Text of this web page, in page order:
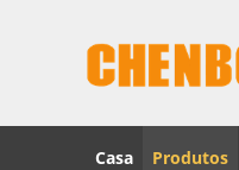
Casa Produtos